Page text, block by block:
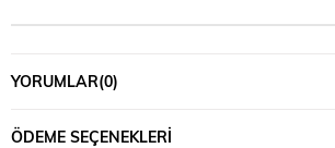
YORUMLAR(0)
ÖDEME SEÇENEKLERI